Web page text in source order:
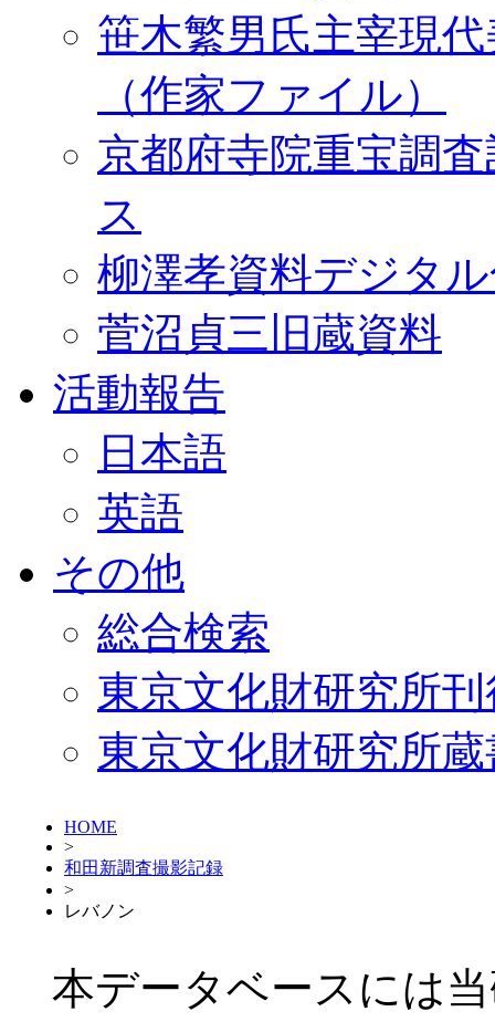
笹木繁男氏主宰現
（作家ファイル）
京都府寺院重宝調
ス
柳澤孝資料デジタ
菅沼貞三旧蔵資料
活動報告
日本語
英語
その他
総合検索
東京文化財研究所
東京文化財研究所
HOME
>
和田新調査撮影記録
>
レバノン
本データベースには